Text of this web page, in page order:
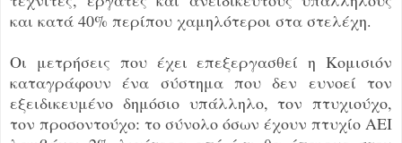
και κατά 40% περίπου χαμηλότεροι στα στελέχη.
Οι μετρήσεις που έχει επεξεργασθεί η Κομισιόν
καταγράφουν ένα σύστημα που δεν ευνοεί τον
εξειδικευμένο δημόσιο υπάλληλο, τον πτυχιούχο,
τον προσοντούχο: το σύνολο όσων έχουν πτυχίο ΑΕΙ